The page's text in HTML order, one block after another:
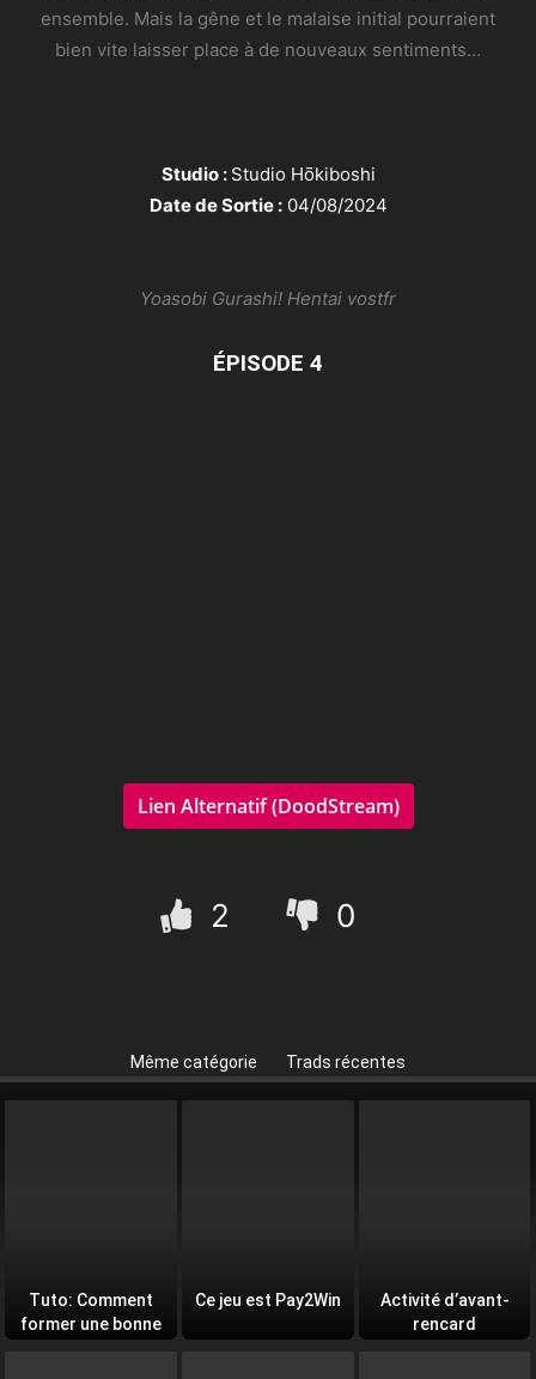
ensemble. Mais la gêne et le malaise initial pourraient
bien vite laisser place à de nouveaux sentiments…
Studio : Studio Hōkiboshi
Date de Sortie :04/08/2024
Yoasobi Gurashi! Hentai vostfr
ÉPISODE 4
Lien Alternatif (DoodStream)
2 0
Même catégorie Trads récentes
Tuto: Comment
former une bonne
Ce jeu est Pay2Win
Activité d’avant-
rencard